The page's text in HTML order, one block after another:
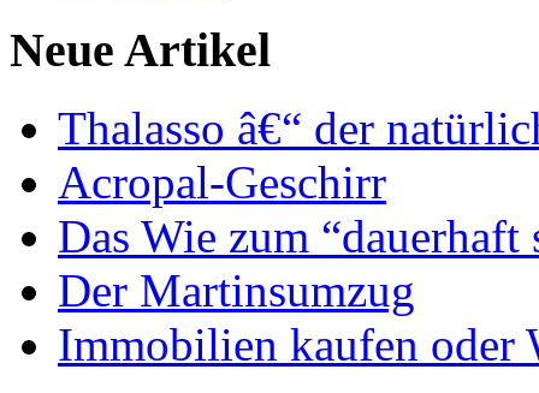
Neue Artikel
Thalasso â€“ der
Acropal-Geschirr
Das Wie zum
Der Martinsumzug
Immobilien kaufen oder